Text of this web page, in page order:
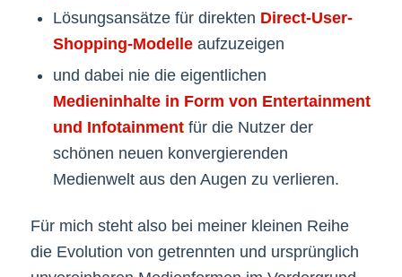
Lösungsansätze für direkten Direct-User-
Shopping-Modelleaufzuzeigen
und dabei nie die eigentlichen
Medieninhalte in Form von Entertainment
und Infotainmentfür die Nutzer der
schönen neuen konvergierenden
Medienwelt aus den Augen zu verlieren.
Für mich steht also bei meiner kleinen Reihe
die Evolution von getrennten und ursprünglich